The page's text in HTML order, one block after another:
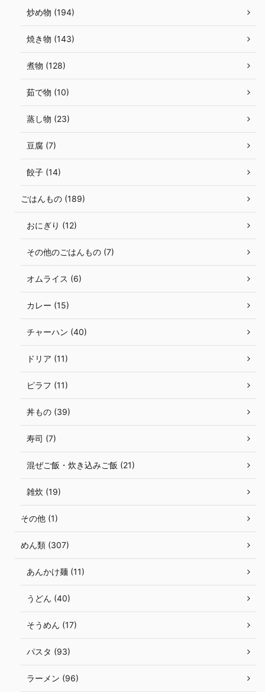
炒め物 (194)
焼き物 (143)
煮物 (128)
茹で物 (10)
蒸し物 (23)
豆腐 (7)
餃子 (14)
ごはんもの (189)
おにぎり (12)
その他のごはんもの (7)
オムライス (6)
カレー (15)
チャーハン (40)
ドリア (11)
ピラフ (11)
丼もの (39)
寿司 (7)
混ぜご飯・炊き込みご飯 (21)
雑炊 (19)
その他 (1)
めん類 (307)
あんかけ麺 (11)
うどん (40)
そうめん (17)
パスタ (93)
ラーメン (96)